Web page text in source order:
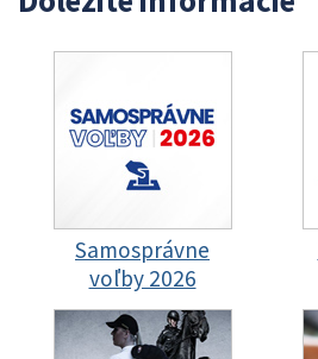
Samosprávne
voľby 2026